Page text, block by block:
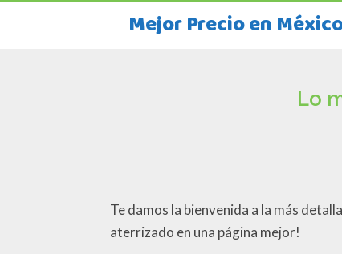
Mejor Precio en
Lo
Te damos la bienvenida a la más
aterrizado en una página mejor!